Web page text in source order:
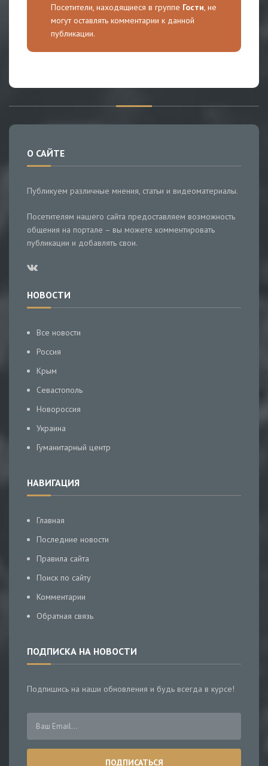
Посетители, находящиеся в группе Гости, не
могут оставлять комментарии к данной
публикации.
О САЙТЕ
Публикуем различные мнения, статьи и видеоматериалы.
Посетителям нашего сайта предоставляем возможность
общения на портале – вы можете комментировать
публикации и добавлять свои.
НОВОСТИ
Все новости
Россия
Крым
Севастополь
Новороссия
Украина
Гуманитарный центр
НАВИГАЦИЯ
Главная
Последние новости
Правила сайта
Поиск по сайту
Комментарии
Обратная связь
ПОДПИСКА НА НОВОСТИ
Подпишись на наши обновления и будь всегда в курсе!